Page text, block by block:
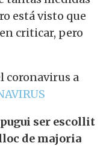
está visto que
criticar, pero
coronavirus a
pugui ser escollit
de majoria